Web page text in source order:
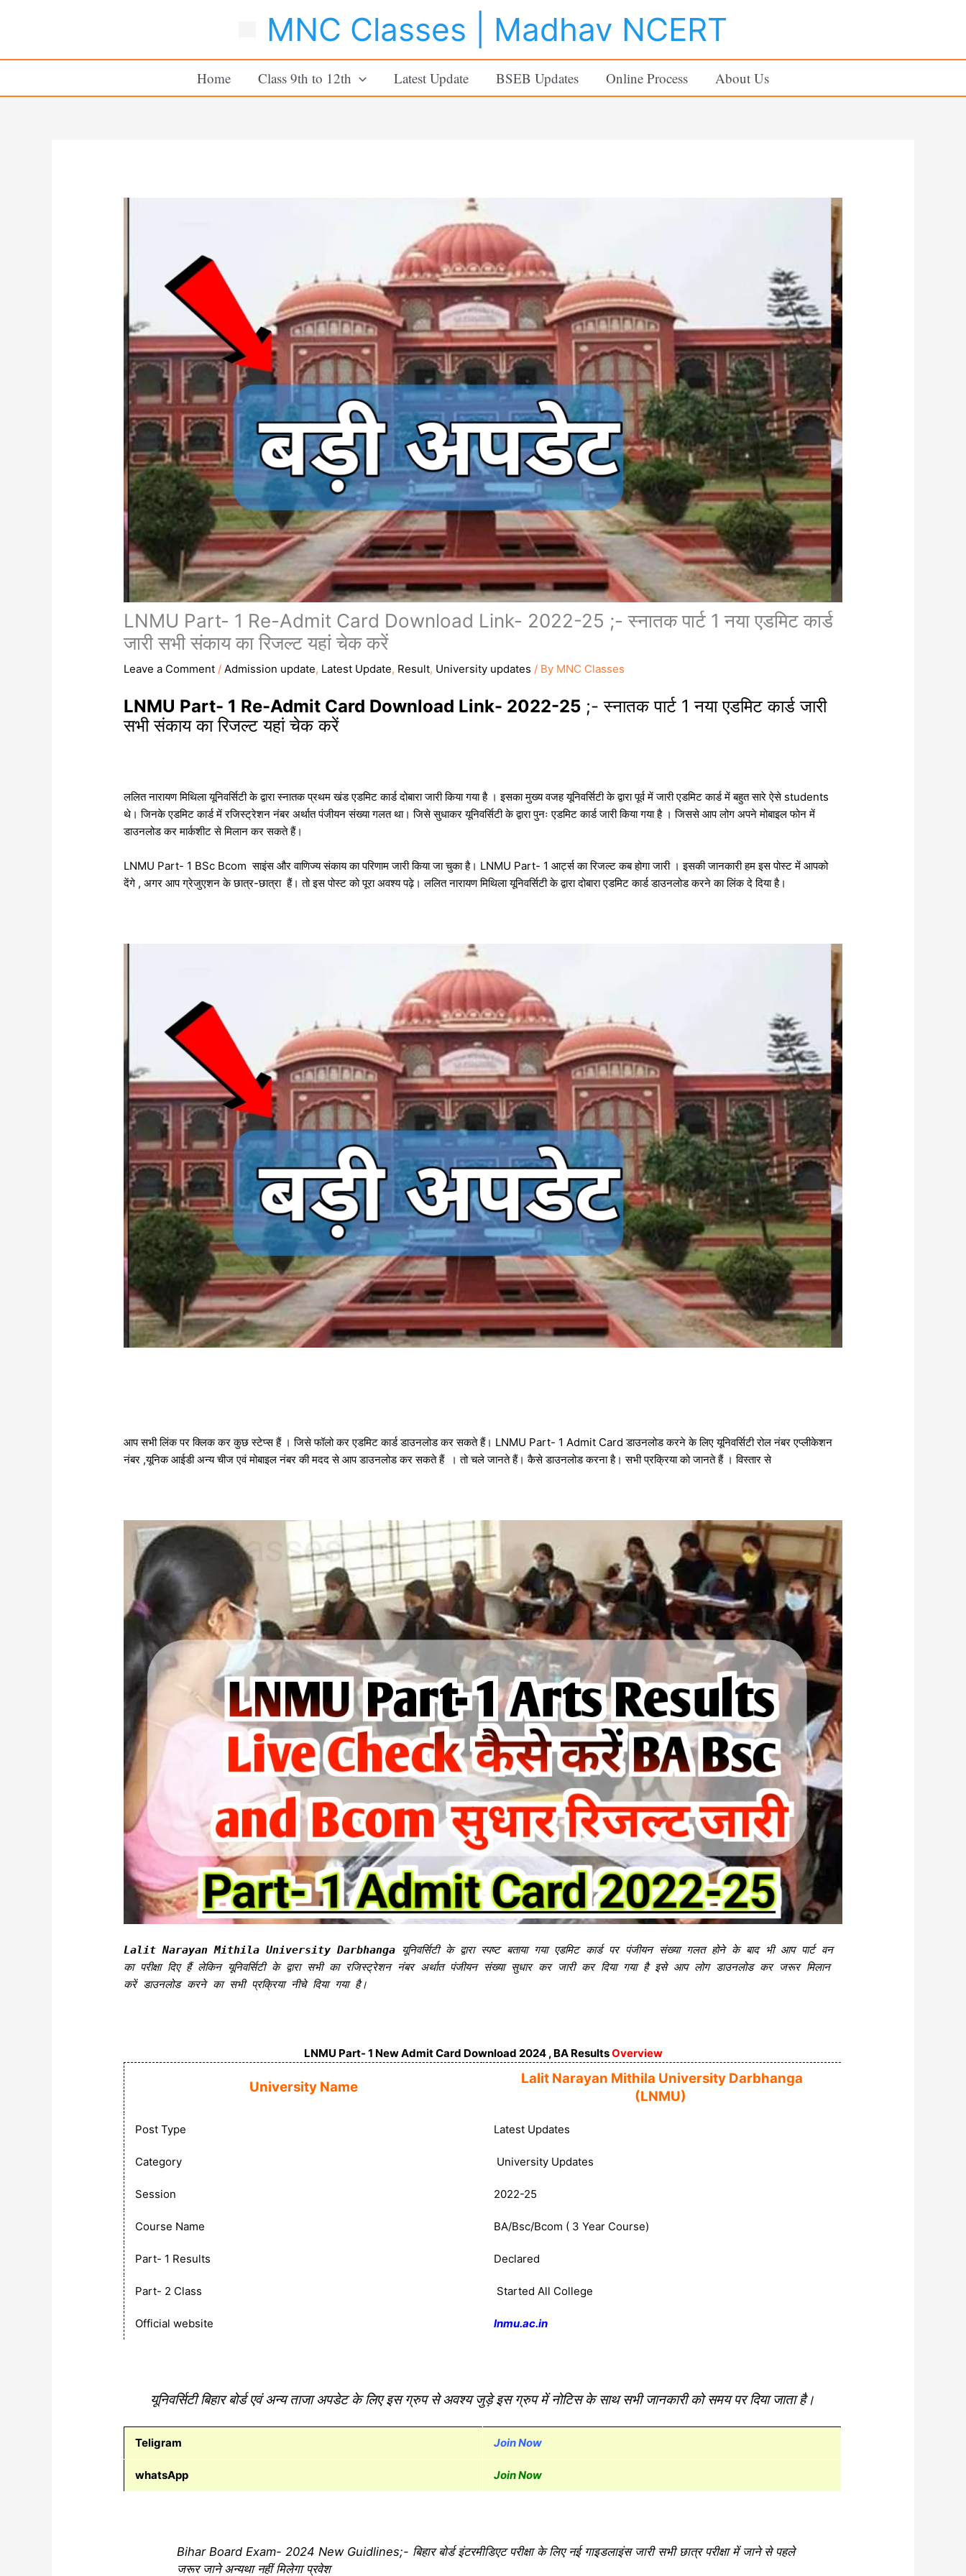
MNC Classes | Madhav NCERT
Home Class 9th to 12th Latest Update BSEB Updates Online Process About Us
LNMU Part- 1 Re-Admit Card Download Link- 2022-25 ;- स्नातक पार्ट 1 नया एडमिट कार्ड
जारी सभी संकाय का रिजल्ट यहां चेक करें
Leave a Comment / Admission update, Latest Update, Result, University updates / By MNC Classes
LNMU Part- 1 Re-Admit Card Download Link- 2022-25 ;- स्नातक पार्ट 1 नया एडमिट कार्ड जारी
सभी संकाय का रिजल्ट यहां चेक करें
ललित नारायण मिथिला यूनिवर्सिटी के द्वारा स्नातक प्रथम खंड एडमिट कार्ड दोबारा जारी किया गया है । इसका मुख्य वजह यूनिवर्सिटी के द्वारा पूर्व में जारी एडमिट कार्ड में बहुत सारे ऐसे students
थे। जिनके एडमिट कार्ड में रजिस्ट्रेशन नंबर अर्थात पंजीयन संख्या गलत था। जिसे सुधाकर यूनिवर्सिटी के द्वारा पुनः एडमिट कार्ड जारी किया गया है । जिससे आप लोग अपने मोबाइल फोन में
डाउनलोड कर मार्कशीट से मिलान कर सकते हैं।
LNMU Part- 1 BSc Bcom साइंस और वाणिज्य संकाय का परिणाम जारी किया जा चुका है। LNMU Part- 1 आर्ट्स का रिजल्ट कब होगा जारी । इसकी जानकारी हम इस पोस्ट में आपको
देंगे , अगर आप ग्रेजुएशन के छात्र-छात्रा हैं। तो इस पोस्ट को पूरा अवश्य पढ़े। ललित नारायण मिथिला यूनिवर्सिटी के द्वारा दोबारा एडमिट कार्ड डाउनलोड करने का लिंक दे दिया है।
आप सभी लिंक पर क्लिक कर कुछ स्टेप्स हैं । जिसे फॉलो कर एडमिट कार्ड डाउनलोड कर सकते हैं। LNMU Part- 1 Admit Card डाउनलोड करने के लिए यूनिवर्सिटी रोल नंबर एप्लीकेशन
नंबर ,यूनिक आईडी अन्य चीज एवं मोबाइल नंबर की मदद से आप डाउनलोड कर सकते हैं । तो चले जानते हैं। कैसे डाउनलोड करना है। सभी प्रक्रिया को जानते हैं । विस्तार से
Lalit Narayan Mithila University Darbhanga यूनिवर्सिटी के द्वारा स्पष्ट बताया गया एडमिट कार्ड पर पंजीयन संख्या गलत होने के बाद भी आप पार्ट वन
का परीक्षा दिए हैं लेकिन यूनिवर्सिटी के द्वारा सभी का रजिस्ट्रेशन नंबर अर्थात पंजीयन संख्या सुधार कर जारी कर दिया गया है इसे आप लोग डाउनलोड कर जरूर मिलान
करें डाउनलोड करने का सभी प्रक्रिया नीचे दिया गया है।
LNMU Part- 1 New Admit Card Download 2024 , BA ResultsOverview
University Name
Lalit Narayan Mithila University Darbhanga
(LNMU)
Post Type Latest Updates
Category University Updates
Session 2022-25
Course Name BA/Bsc/Bcom ( 3 Year Course)
Part- 1 Results Declared
Part- 2 Class Started All College
Official website lnmu.ac.in
यूनिवर्सिटी बिहार बोर्ड एवं अन्य ताजा अपडेट के लिए इस ग्रुप से अवश्य जुड़े इस ग्रुप में नोटिस के साथ सभी जानकारी को समय पर दिया जाता है।
Teligram Join Now
whatsApp Join Now
Bihar Board Exam- 2024 New Guidlines;- बिहार बोर्ड इंटरमीडिएट परीक्षा के लिए नई गाइडलाइंस जारी सभी छात्र परीक्षा में जाने से पहले
जरूर जाने अन्यथा नहीं मिलेगा प्रवेश